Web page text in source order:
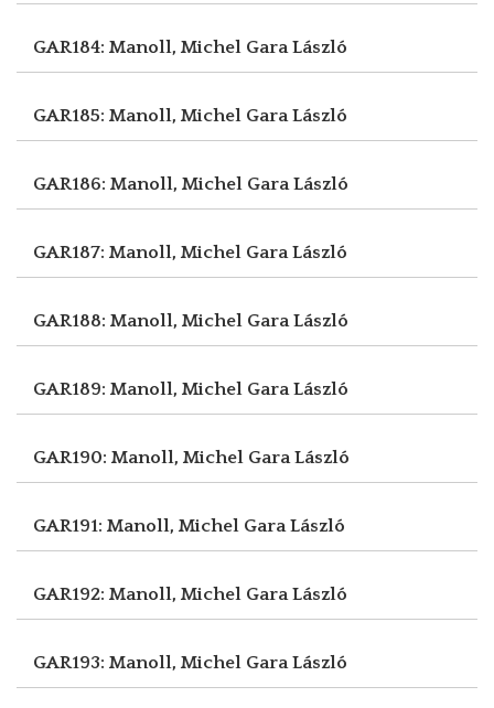
GAR184: Manoll, Michel Gara László
GAR185: Manoll, Michel Gara László
GAR186: Manoll, Michel Gara László
GAR187: Manoll, Michel Gara László
GAR188: Manoll, Michel Gara László
GAR189: Manoll, Michel Gara László
GAR190: Manoll, Michel Gara László
GAR191: Manoll, Michel Gara László
GAR192: Manoll, Michel Gara László
GAR193: Manoll, Michel Gara László